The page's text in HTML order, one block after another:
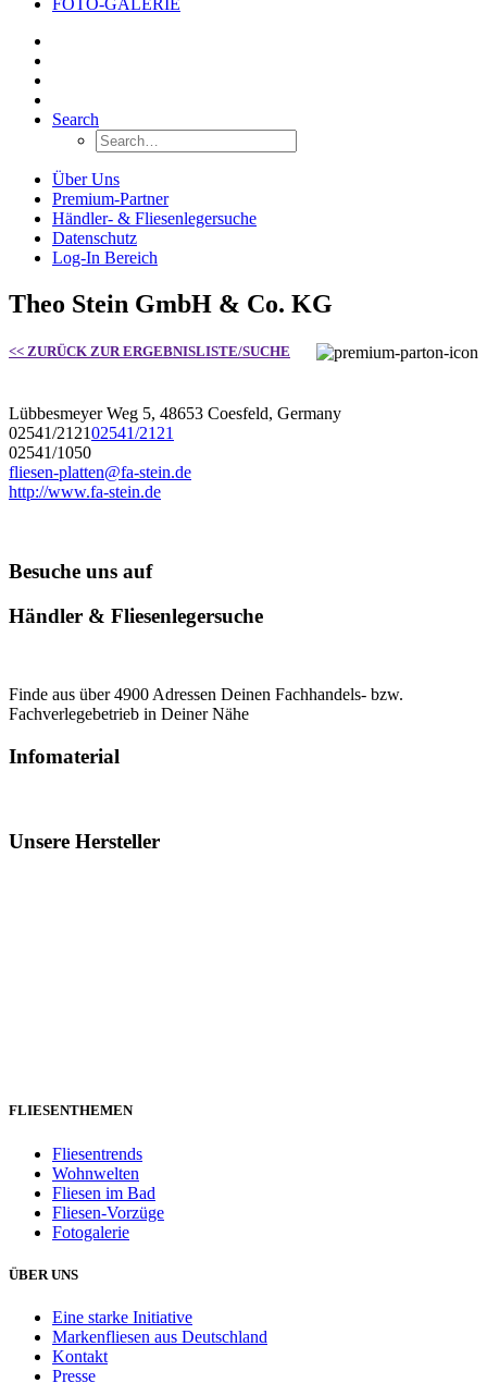
FOTO-GALERIE
Search
Über Uns
Premium-Partner
Händler- & Fliesenlegersuche
Datenschutz
Log-In Bereich
Theo Stein GmbH & Co. KG
<< ZURÜCK ZUR ERGEBNISLISTE/SUCHE
Lübbesmeyer Weg 5, 48653 Coesfeld, Germany
02541/212102541/2121
02541/1050
fliesen-platten@fa-stein.de
http://www.fa-stein.de
Besuche uns auf
Händler & Fliesenlegersuche
Finde aus über 4900 Adressen Deinen Fachhandels- bzw.
Fachverlegebetrieb in Deiner Nähe
Infomaterial
Unsere Hersteller
FLIESENTHEMEN
Fliesentrends
Wohnwelten
Fliesen im Bad
Fliesen-Vorzüge
Fotogalerie
ÜBER UNS
Eine starke Initiative
Markenfliesen aus Deutschland
Kontakt
Presse